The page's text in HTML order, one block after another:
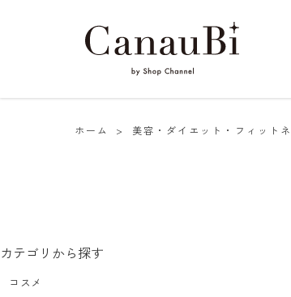
ホーム > 美容・ダイエット・フィット
カテゴリから探す
コスメ